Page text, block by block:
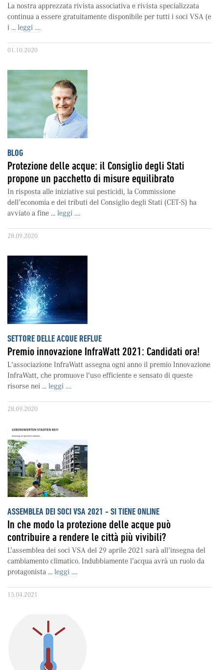
La nostra apprezzata rivista associativa e rivista specializzata
continua a essere gratuitamente disponibile per tutti i soci VSA (e
i ... leggi ....
01.10.2020
BLOG
Protezione delle acque: il Consiglio degli Stati
propone un pacchetto di misure equilibrato
In risposta alle iniziative sui pesticidi, la Commissione
dell’economia e dei tributi del Consiglio degli Stati (CET-S) ha
avviato a fine ... leggi ....
28.09.2020
SETTORE DELLE ACQUE REFLUE
Premio innovazione InfraWatt 2021: Candidati ora!
L'associazione InfraWatt assegna ogni anno il premio Innovazione
InfraWatt, che promuove l'uso efficiente e sensato di queste
risorse nei ... leggi ....
28.09.2020
ASSEMBLEA DEI SOCI VSA 2021 - SI TIENE ONLINE
In che modo la protezione delle acque può
contribuire a rendere le città più vivibili?
L’assemblea dei soci VSA del 29 aprile 2021 sarà all’insegna del
cambiamento climatico. Indubbiamente l’acqua avrà un ruolo da
protagonista ... leggi ....
15.04.2021